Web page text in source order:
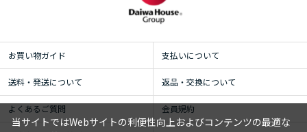
お買い物ガイド 支払いについて
送料・発送について 返品・交換について
よくあるご質問 会員規約
当サイトではWebサイトの利便性向上およびコンテンツの最適な